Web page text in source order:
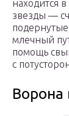
находится
звезды —
млечный
помощь
с
Ворона